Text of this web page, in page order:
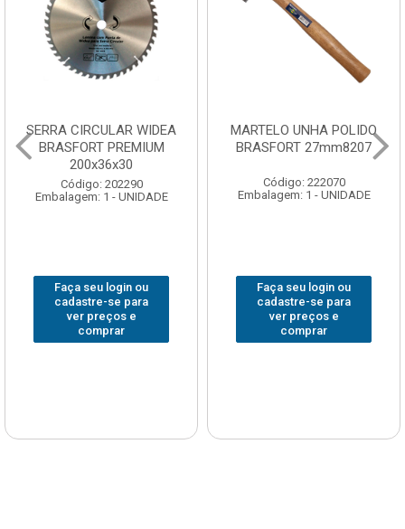
SERRA CIRCULAR WIDEA
BRASFORT PREMIUM
200x36x30
Código: 202290
Embalagem: 1 - UNIDADE
Faça seu login ou
cadastre-se para
ver preços e
comprar
MARTELO UNHA POLIDO
BRASFORT 27mm8207
Código: 222070
Embalagem: 1 - UNIDADE
Faça seu login ou
cadastre-se para
ver preços e
comprar